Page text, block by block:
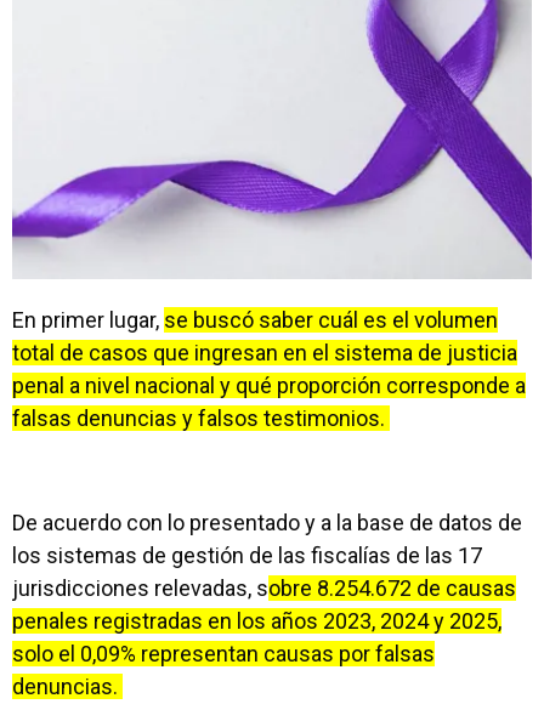
En primer lugar, se buscó saber cuál es el volumen
total de casos que ingresan en el sistema de justicia
penal a nivel nacional y qué proporción corresponde a
falsas denuncias y falsos testimonios.
De acuerdo con lo presentado y a la base de datos de
los sistemas de gestión de las fiscalías de las 17
jurisdicciones relevadas, sobre 8.254.672 de causas
penales registradas en los años 2023, 2024 y 2025,
solo el 0,09% representan causas por falsas
denuncias.